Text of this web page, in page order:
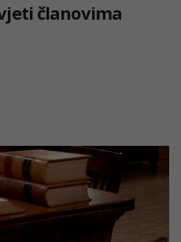
članovima